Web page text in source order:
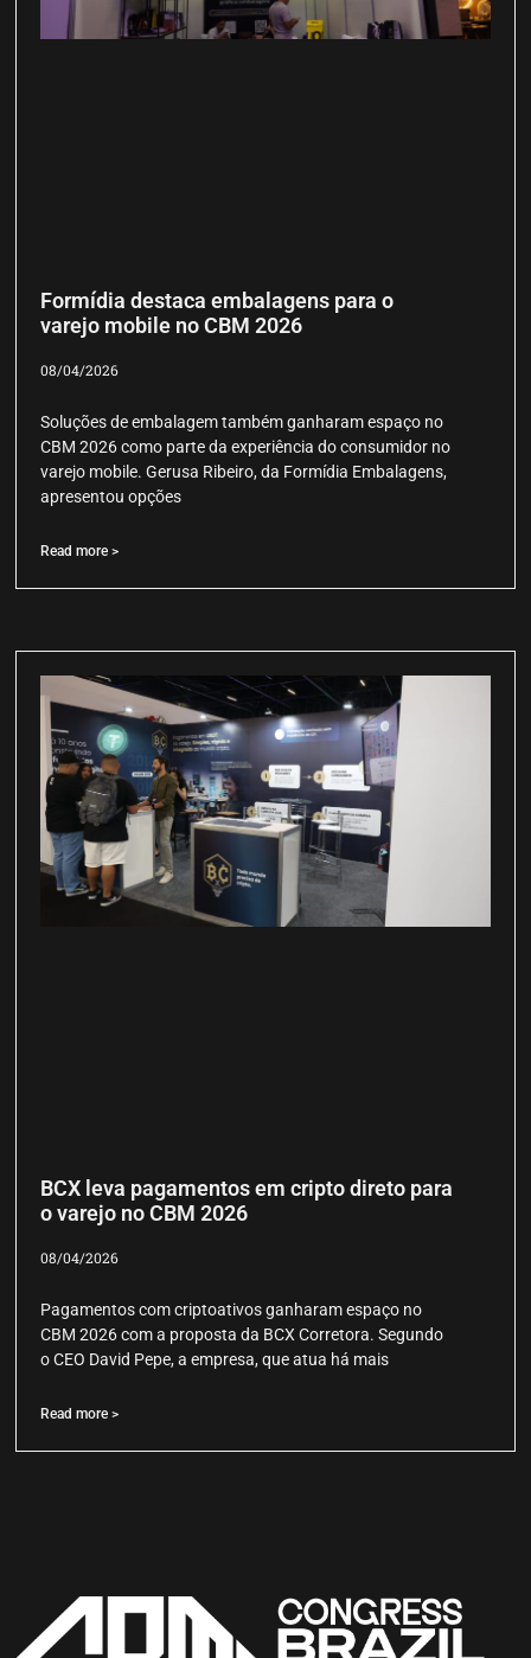
Formídia destaca embalagens para o
varejo mobile no CBM 2026
08/04/2026
Soluções de embalagem também ganharam espaço no
CBM 2026 como parte da experiência do consumidor no
varejo mobile. Gerusa Ribeiro, da Formídia Embalagens,
apresentou opções
Read more >
BCX leva pagamentos em cripto direto para
o varejo no CBM 2026
08/04/2026
Pagamentos com criptoativos ganharam espaço no
CBM 2026 com a proposta da BCX Corretora. Segundo
o CEO David Pepe, a empresa, que atua há mais
Read more >